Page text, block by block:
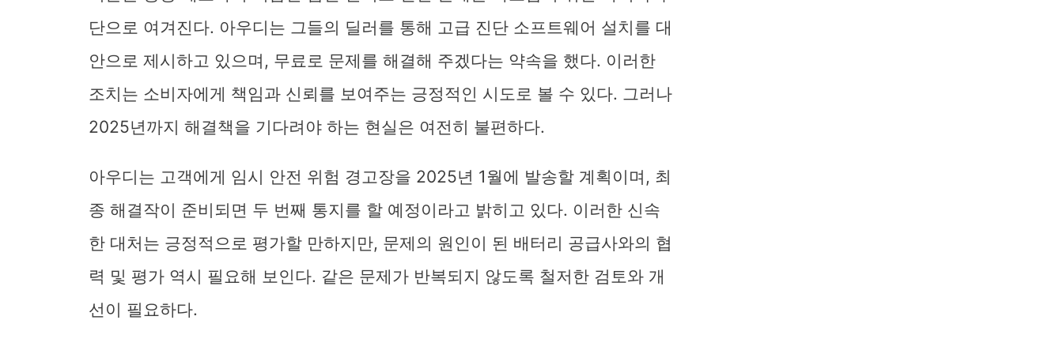
단으로 여겨진다. 아우디는 그들의 딜러를 통해 고급 진단 소프트웨어 설치를 대
안으로 제시하고 있으며, 무료로 문제를 해결해 주겠다는 약속을 했다. 이러한
조치는 소비자에게 책임과 신뢰를 보여주는 긍정적인 시도로 볼 수 있다. 그러나
2025년까지 해결책을 기다려야 하는 현실은 여전히 불편하다.
아우디는 고객에게 임시 안전 위험 경고장을 2025년 1월에 발송할 계획이며, 최
종 해결작이 준비되면 두 번째 통지를 할 예정이라고 밝히고 있다. 이러한 신속
한 대처는 긍정적으로 평가할 만하지만, 문제의 원인이 된 배터리 공급사와의 협
력 및 평가 역시 필요해 보인다. 같은 문제가 반복되지 않도록 철저한 검토와 개
선이 필요하다.